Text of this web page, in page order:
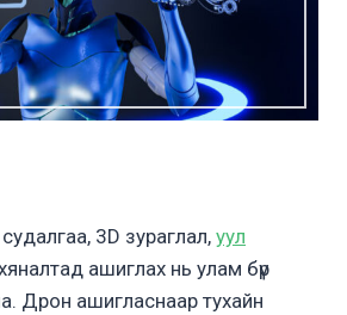
3D зураглал, уул
ашиглах нь улам бүр
Дрон ашигласнаар тухайн